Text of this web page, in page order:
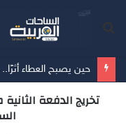
تخريج الدفعة